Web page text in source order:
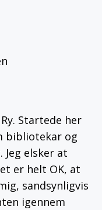
Startede her
bibliotekar og
elsker at
er helt OK, at
sandsynligvis
igennem